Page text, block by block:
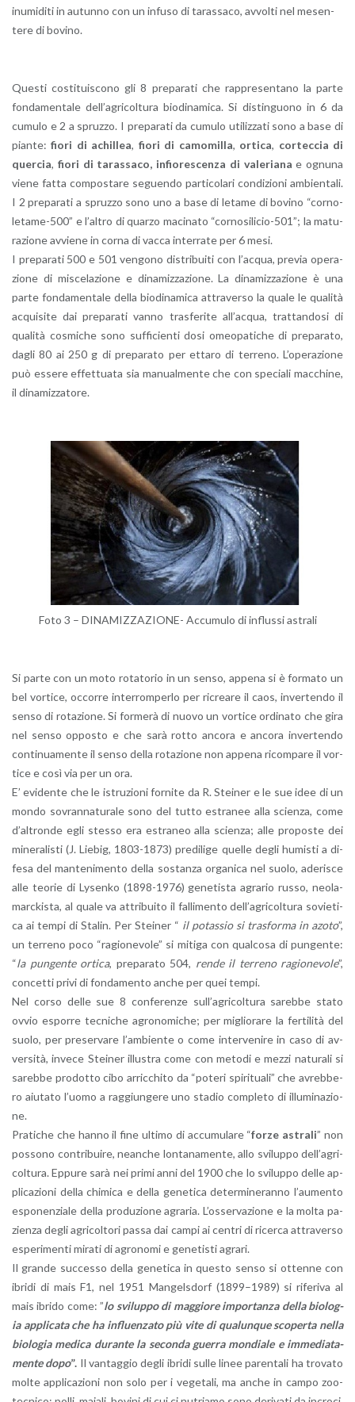
inu­mi­di­ti in au­tun­no con un in­fu­so di ta­ras­sa­co, av­vol­ti nel me­sen­
te­re di bo­vi­no.
Que­sti co­sti­tui­sco­no gli 8 pre­pa­ra­ti che rap­pre­sen­ta­no la parte
fon­da­men­ta­le del­l’a­gri­col­tu­ra bio­di­n­a­mi­ca. Si di­stin­guo­no in 6 da
cu­mu­lo e 2 a spruz­zo. I pre­pa­ra­ti da cu­mu­lo uti­liz­za­ti sono a base di
pian­te:fiori di achil­lea, fiori di ca­mo­mil­la, or­ti­ca, cor­tec­cia di
quer­cia, fiori di ta­ras­sa­co, in­fio­re­scen­za di va­le­ria­na e ognu­na
viene fatta com­po­sta­re se­guen­do par­ti­co­la­ri con­di­zio­ni am­bien­ta­li.
I 2 pre­pa­ra­ti a spruz­zo sono uno a base di le­ta­me di bo­vi­no “cor­no­
le­ta­me-500” e l’al­tro di quar­zo ma­ci­na­to “cor­no­si­li­cio-501”; la ma­tu­
ra­zio­ne av­vie­ne in corna di vacca in­ter­ra­te per 6 mesi.
I pre­pa­ra­ti 500 e 501 ven­go­no di­stri­bui­ti con l’ac­qua, pre­via ope­ra­
zio­ne di mi­sce­la­zio­ne e di­na­miz­za­zio­ne. La di­na­miz­za­zio­ne è una
parte fon­da­men­ta­le della bio­di­n­a­mi­ca at­tra­ver­so la quale le qua­li­tà
ac­qui­si­te dai pre­pa­ra­ti vanno tra­sfe­ri­te al­l’ac­qua, trat­tan­do­si di
qua­li­tà co­smi­che sono suf­fi­cien­ti dosi omeo­pa­ti­che di pre­pa­ra­to,
dagli 80 ai 250 g di pre­pa­ra­to per et­ta­ro di ter­re­no. L’o­pe­ra­zio­ne
può es­se­re ef­fet­tua­ta sia ma­nual­men­te che con spe­cia­li mac­chi­ne,
il di­na­miz­za­to­re.
Foto 3 – DI­NA­MIZ­ZA­ZIO­NE- Ac­cu­mu­lo di in­flus­si astra­li
Si parte con un moto ro­ta­to­rio in un senso, ap­pe­na si è for­ma­to un
bel vor­ti­ce, oc­cor­re in­ter­rom­per­lo per ri­crea­re il caos, in­ver­ten­do il
senso di ro­ta­zio­ne. Si for­me­rà di nuovo un vor­ti­ce or­di­na­to che gira
nel senso op­po­sto e che sarà rotto an­co­ra e an­co­ra in­ver­ten­do
con­ti­nua­men­te il senso della ro­ta­zio­ne non ap­pe­na ri­com­pa­re il vor­
ti­ce e così via per un ora.
E’ evi­den­te che le istru­zio­ni for­ni­te da R. Stei­ner e le sue idee di un
mondo so­vran­na­tu­ra­le sono del tutto estra­nee alla scien­za, come
d’al­tron­de egli stes­so era estra­neo alla scien­za; alle pro­po­ste dei
mi­ne­ra­li­sti (J. Lie­big, 1803-1873) pre­di­li­ge quel­le degli hu­mi­sti a di­
fe­sa del man­te­ni­men­to della so­stan­za or­ga­ni­ca nel suolo, ade­ri­sce
alle teo­rie di Ly­sen­ko (1898-1976) ge­ne­ti­sta agra­rio russo, neo­la­
marc­ki­sta, al quale va at­tri­bui­to il fal­li­men­to del­l’a­gri­col­tu­ra so­vie­ti­
ca ai tempi di Sta­lin. Per Stei­ner “ il po­tas­sio si tra­sfor­ma in azoto”,
un ter­re­no poco “ra­gio­ne­vo­le” si mi­ti­ga con qual­co­sa di pun­gen­te:
“la pun­gen­te or­ti­ca, pre­pa­ra­to 504, rende il ter­re­no ra­gio­ne­vo­le”,
con­cet­ti privi di fon­da­men­to anche per quei tempi.
Nel corso delle sue 8 con­fe­ren­ze sul­l’a­gri­col­tu­ra sa­reb­be stato
ovvio espor­re tec­ni­che agro­no­mi­che; per mi­glio­ra­re la fer­ti­li­tà del
suolo, per pre­ser­va­re l’am­bien­te o come in­ter­ve­ni­re in caso di av­
ver­si­tà, in­ve­ce Stei­ner il­lu­stra come con me­to­di e mezzi na­tu­ra­li si
sa­reb­be pro­dot­to cibo ar­ric­chi­to da “po­te­ri spi­ri­tua­li” che avreb­be­
ro aiu­ta­to l’uo­mo a rag­giun­ge­re uno sta­dio com­ple­to di il­lu­mi­na­zio­
ne.
Pra­ti­che che hanno il fine ul­ti­mo di ac­cu­mu­la­re “forze astra­li” non
pos­so­no con­tri­bui­re, nean­che lon­ta­na­men­te, allo svi­lup­po del­l’a­gri­
col­tu­ra. Ep­pu­re sarà nei primi anni del 1900 che lo svi­lup­po delle ap­
pli­ca­zio­ni della chi­mi­ca e della ge­ne­ti­ca de­ter­mi­ne­ran­no l’au­men­to
espo­nen­zia­le della pro­du­zio­ne agra­ria. L’os­ser­va­zio­ne e la molta pa­
zien­za degli agri­col­to­ri passa dai campi ai cen­tri di ri­cer­ca at­tra­ver­so
espe­ri­men­ti mi­ra­ti di agro­no­mi e ge­ne­ti­sti agra­ri.
Il gran­de suc­ces­so della ge­ne­ti­ca in que­sto senso si ot­ten­ne con
ibri­di di mais F1, nel 1951 Man­gel­sdorf (1899–1989) si ri­fe­ri­va al
mais ibri­do come: ”lo svi­lup­po di mag­gio­re im­por­tan­za della bio­lo­g­
ia ap­pli­ca­ta che ha in­fluen­za­to più vite di qua­lun­que sco­per­ta nella
bio­lo­g­ia me­di­ca du­ran­te la se­con­da guer­ra mon­dia­le e im­me­dia­ta­
men­te dopo”. Il van­tag­gio degli ibri­di sulle linee pa­ren­ta­li ha tro­va­to
molte ap­pli­ca­zio­ni non solo per i ve­ge­ta­li, ma anche in campo zoo­